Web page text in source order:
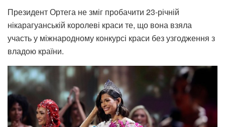
Президент Ортега не зміг пробачити 23-річній
нікарагуанській королеві краси те, що вона взяла
участь у міжнародному конкурсі краси без узгодження з
владою країни.